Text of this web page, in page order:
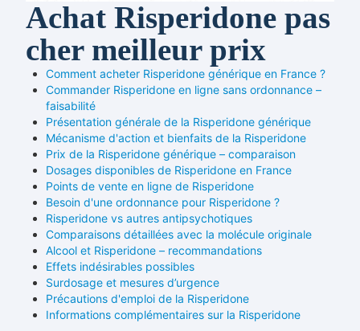
Achat Risperidone pas
cher meilleur prix
Comment acheter Risperidone générique en France ?
Commander Risperidone en ligne sans ordonnance –
faisabilité
Présentation générale de la Risperidone générique
Mécanisme d'action et bienfaits de la Risperidone
Prix de la Risperidone générique – comparaison
Dosages disponibles de Risperidone en France
Points de vente en ligne de Risperidone
Besoin d'une ordonnance pour Risperidone ?
Risperidone vs autres antipsychotiques
Comparaisons détaillées avec la molécule originale
Alcool et Risperidone – recommandations
Effets indésirables possibles
Surdosage et mesures d’urgence
Précautions d'emploi de la Risperidone
Informations complémentaires sur la Risperidone